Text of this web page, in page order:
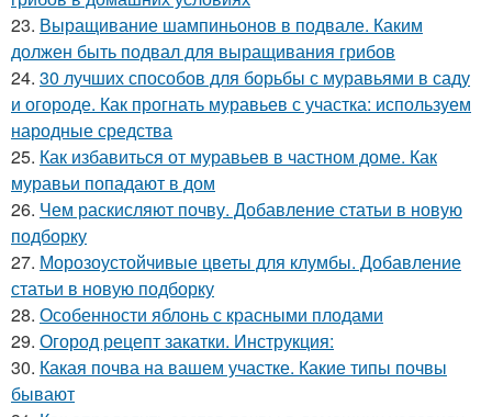
23. Выращивание шампиньонов в подвале. Каким
должен быть подвал для выращивания грибов
24. 30 лучших способов для борьбы с муравьями в саду
и огороде. Как прогнать муравьев с участка: используем
народные средства
25. Как избавиться от муравьев в частном доме. Как
муравьи попадают в дом
26. Чем раскисляют почву. Добавление статьи в новую
подборку
27. Морозоустойчивые цветы для клумбы. Добавление
статьи в новую подборку
28. Особенности яблонь с красными плодами
29. Огород рецепт закатки. Инструкция:
30. Какая почва на вашем участке. Какие типы почвы
бывают